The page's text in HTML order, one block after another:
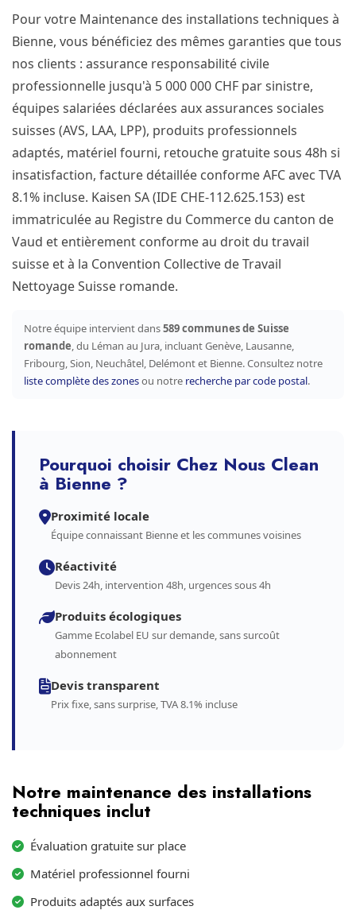
Pour votre Maintenance des installations techniques à
Bienne, vous bénéficiez des mêmes garanties que tous
nos clients : assurance responsabilité civile
professionnelle jusqu'à 5 000 000 CHF par sinistre,
équipes salariées déclarées aux assurances sociales
suisses (AVS, LAA, LPP), produits professionnels
adaptés, matériel fourni, retouche gratuite sous 48h si
insatisfaction, facture détaillée conforme AFC avec TVA
8.1% incluse. Kaisen SA (IDE CHE-112.625.153) est
immatriculée au Registre du Commerce du canton de
Vaud et entièrement conforme au droit du travail
suisse et à la Convention Collective de Travail
Nettoyage Suisse romande.
Notre équipe intervient dans589 communes de Suisse
romande, du Léman au Jura, incluant Genève, Lausanne,
Fribourg, Sion, Neuchâtel, Delémont et Bienne. Consultez notre
liste complète des zonesou notre recherche par code postal.
Pourquoi choisir Chez Nous Clean
à Bienne ?
Proximité locale
Équipe connaissant Bienne et les communes voisines
Réactivité
Devis 24h, intervention 48h, urgences sous 4h
Produits écologiques
Gamme Ecolabel EU sur demande, sans surcoût
abonnement
Devis transparent
Prix fixe, sans surprise, TVA 8.1% incluse
Notre maintenance des installations
techniques inclut
Évaluation gratuite sur place
Matériel professionnel fourni
Produits adaptés aux surfaces